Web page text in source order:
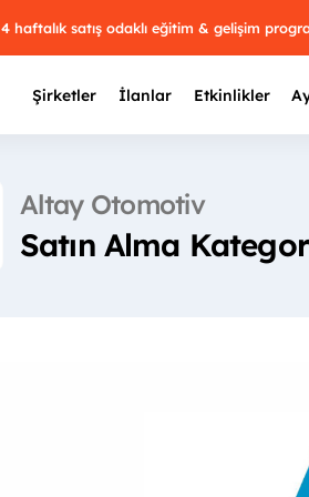
4 haftalık satış odaklı eğitim & gelişim
Şirketler İlanlar Etkinlikler
Altay Otomotiv
Satın Alma